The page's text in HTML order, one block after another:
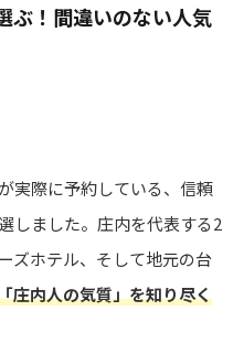
ぶ！間違いのない人気
実際に予約している、信頼
しました。庄内を代表する2
ズホテル、そして地元の台
庄内人の気質」を知り尽く